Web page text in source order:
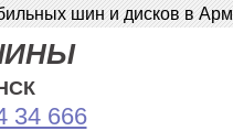
шин и дисков в
34 666